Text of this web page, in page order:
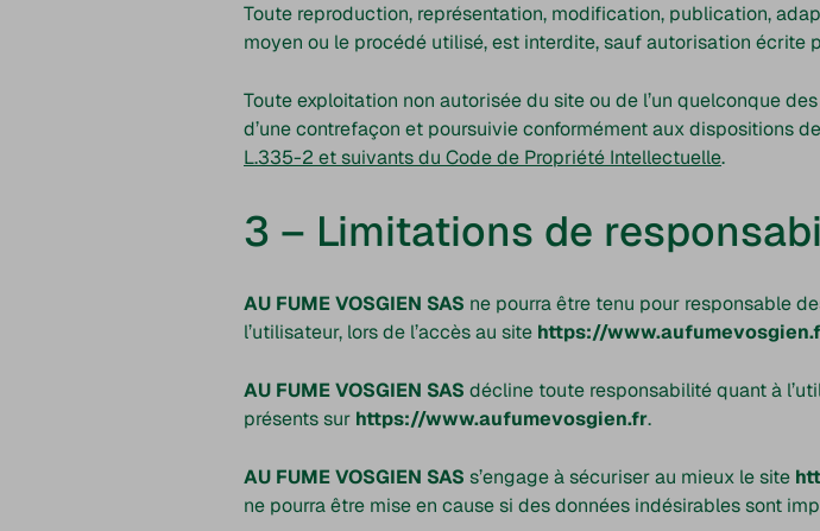
Toute reproduction, représentation, modification, publication,
moyen ou le procédé utilisé, est interdite, sauf autorisation écrite
Toute exploitation non autorisée du site ou de l’un quelconque
d’une contrefaçon et poursuivie conformément aux dispositions
L.335-2 et suivants du Code de Propriété Intellectuelle.
3 – Limitations de
AU FUME VOSGIEN SAS ne pourra être tenu pour responsable
l’utilisateur, lors de l’accès au site https://
AU FUME VOSGIEN SAS décline toute responsabilité quant à
présents sur https://www.aufumevosgien.fr.
AU FUME VOSGIEN SAS s’engage à sécuriser au mieux le site
ne pourra être mise en cause si des données indésirables sont